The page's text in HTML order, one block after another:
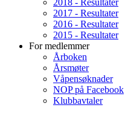
2018 - Resultater
2017 - Resultater
2016 - Resultater
2015 - Resultater
For medlemmer
Årboken
Årsmøter
Våpensøknader
NOP på Facebook
Klubbavtaler